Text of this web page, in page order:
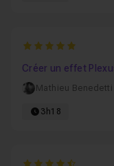
5
Créer un effet
Mathieu Benedetti
3h18